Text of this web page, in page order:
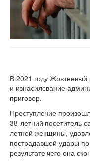
В 2021 году Жовтневый
и изнасилование
приговор.
Преступление
38-летний посетитель
летней женщины,
пострадавшей удары
результате чего она